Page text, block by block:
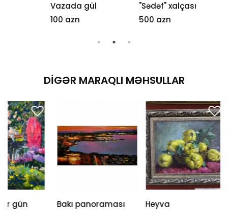
Vazada gül
100 azn
"Sədəf" xalçası
500 azn
DIGƏR MARAQLI MƏHSULLAR
Bakı panoraması
Heyva